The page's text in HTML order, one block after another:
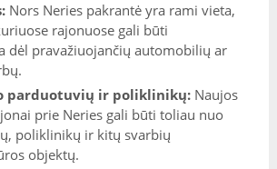
Nors Neries pakrantė yra rami vieta,
rajonuose gali būti
dėl pravažiuojančių automobilių ar
parduotuvių ir poliklinikų: Naujos
prie Neries gali būti toliau nuo
poliklinikų ir kitų svarbių
objektų.